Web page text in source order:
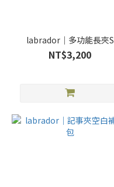
labrador｜多功能長夾S
NT$3,200